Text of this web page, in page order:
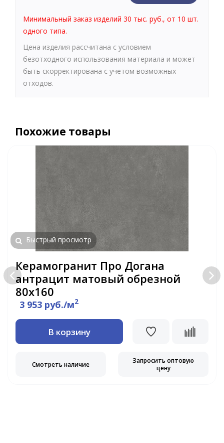
Минимальный заказ изделий 30 тыс. руб., от 10 шт.
одного типа.
Цена изделия рассчитана с условием
безотходного использования материала и может
быть скорректирована с учетом возможных
отходов.
Похожие товары
Быстрый просмотр
Керамогранит Про Догана
антрацит матовый обрезной
80х160
3 953 руб./м2
В корзину
Смотреть наличие
Запросить оптовую
цену